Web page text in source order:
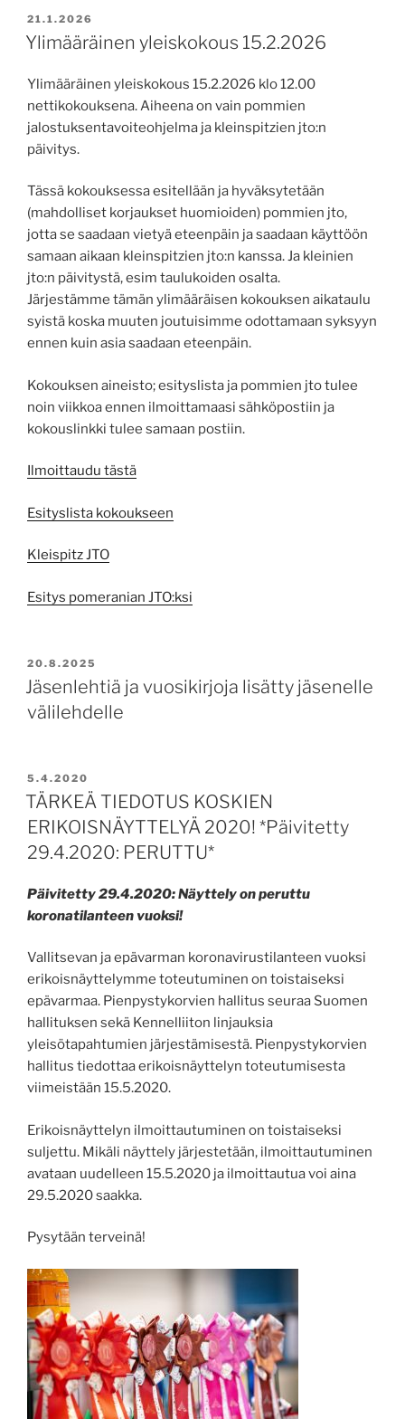
JULKAISTU
21.1.2026
Ylimääräinen yleiskokous 15.2.2026
Ylimääräinen yleiskokous 15.2.2026 klo 12.00
nettikokouksena. Aiheena on vain pommien
jalostuksentavoiteohjelma ja kleinspitzien jto:n
päivitys.
Tässä kokouksessa esitellään ja hyväksytetään
(mahdolliset korjaukset huomioiden) pommien jto,
jotta se saadaan vietyä eteenpäin ja saadaan käyttöön
samaan aikaan kleinspitzien jto:n kanssa. Ja kleinien
jto:n päivitystä, esim taulukoiden osalta.
Järjestämme tämän ylimääräisen kokouksen aikataulu
syistä koska muuten joutuisimme odottamaan syksyyn
ennen kuin asia saadaan eteenpäin.
Kokouksen aineisto; esityslista ja pommien jto tulee
noin viikkoa ennen ilmoittamaasi sähköpostiin ja
kokouslinkki tulee samaan postiin.
Ilmoittaudu tästä
Esityslista kokoukseen
Kleispitz JTO
Esitys pomeranian JTO:ksi
JULKAISTU
20.8.2025
Jäsenlehtiä ja vuosikirjoja lisätty jäsenelle
välilehdelle
JULKAISTU
5.4.2020
TÄRKEÄ TIEDOTUS KOSKIEN
ERIKOISNÄYTTELYÄ 2020! *Päivitetty
29.4.2020: PERUTTU*
Päivitetty 29.4.2020: Näyttely on peruttu
koronatilanteen vuoksi!
Vallitsevan ja epävarman koronavirustilanteen vuoksi
erikoisnäyttelymme toteutuminen on toistaiseksi
epävarmaa. Pienpystykorvien hallitus seuraa Suomen
hallituksen sekä Kennelliiton linjauksia
yleisötapahtumien järjestämisestä. Pienpystykorvien
hallitus tiedottaa erikoisnäyttelyn toteutumisesta
viimeistään 15.5.2020.
Erikoisnäyttelyn ilmoittautuminen on toistaiseksi
suljettu. Mikäli näyttely järjestetään, ilmoittautuminen
avataan uudelleen 15.5.2020 ja ilmoittautua voi aina
29.5.2020 saakka.
Pysytään terveinä!